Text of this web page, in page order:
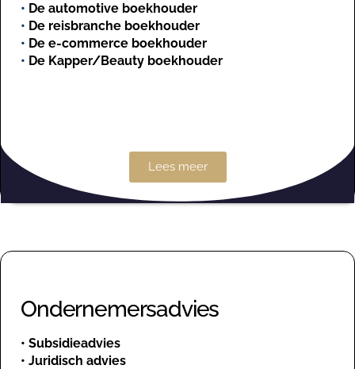
• De automotive boekhouder
• De reisbranche boekhouder
• De e-commerce boekhouder
• De Kapper/Beauty boekhouder
Lees meer
Ondernemersadvies
• Subsidieadvies
• Juridisch advies